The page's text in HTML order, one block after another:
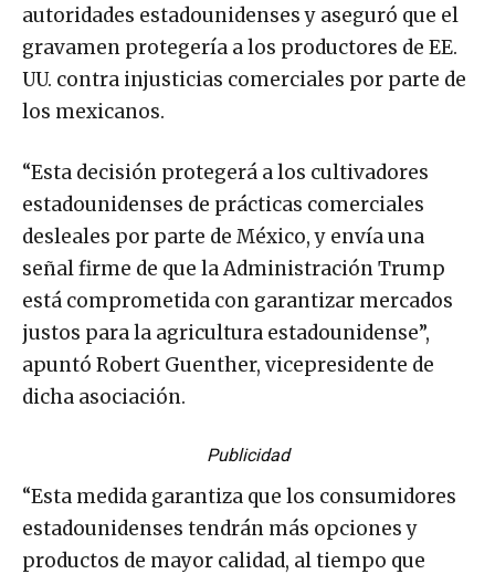
autoridades estadounidenses y aseguró que el
gravamen protegería a los productores de EE.
UU. contra injusticias comerciales por parte de
los mexicanos.
“Esta decisión protegerá a los cultivadores
estadounidenses de prácticas comerciales
desleales por parte de México, y envía una
señal firme de que la Administración Trump
está comprometida con garantizar mercados
justos para la agricultura estadounidense”,
apuntó Robert Guenther, vicepresidente de
dicha asociación.
Publicidad
“Esta medida garantiza que los consumidores
estadounidenses tendrán más opciones y
productos de mayor calidad, al tiempo que